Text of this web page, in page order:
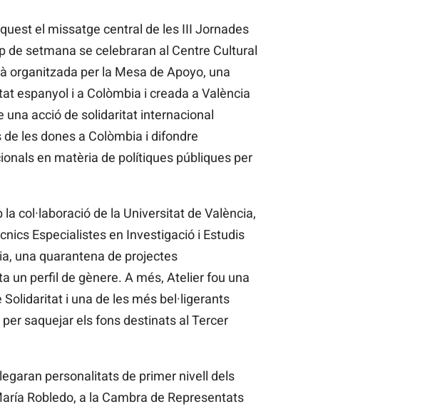
el missatge central de les III Jornades
de setmana se celebraran al Centre Cultural
organitzada per la Mesa de Apoyo, una
espanyol i a Colòmbia i creada a València
una acció de solidaritat internacional
les dones a Colòmbia i difondre
en matèria de polítiques públiques per
col·laboració de la Universitat de València,
Especialistes en Investigació i Estudis
una quarantena de projectes
un perfil de gènere. A més, Atelier fou una
i una de les més bel·ligerants
saquejar els fons destinats al Tercer
personalitats de primer nivell dels
Robledo, a la Cambra de Representats